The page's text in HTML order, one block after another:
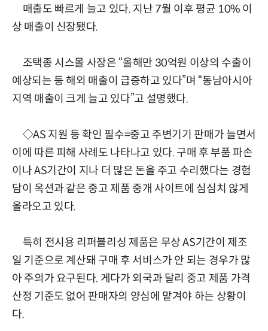
매출도 빠르게 늘고 있다. 지난 7월 이후 평균 10% 이
상 매출이 신장됐다.
조택종 시스몰 사장은 “올해만 30억원 이상의 수출이
예상되는 등 해외 매출이 급증하고 있다”며 “동남아시아
지역 매출이 크게 늘고 있다”고 설명했다.
◇AS 지원 등 확인 필수=중고 주변기기 판매가 늘면서
이에 따른 피해 사례도 나타나고 있다. 구매 후 부품 파손
이나 AS기간이 지나 더 많은 돈을 주고 수리했다는 경험
담이 옥션과 같은 중고 제품 중개 사이트에 심심치 않게
올라오고 있다.
특히 전시용 리퍼블리싱 제품은 무상 AS기간이 제조
일 기준으로 계산돼 구매 후 서비스가 안 되는 경우가 많
아 주의가 요구된다. 게다가 외국과 달리 중고 제품 가격
산정 기준도 없어 판매자의 양심에 맡겨야 하는 상황이
다.